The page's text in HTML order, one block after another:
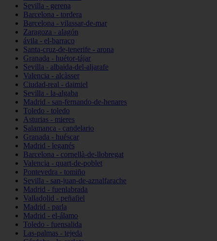
Sevilla - gerena
Barcelona - tordera
Barcelona - vilassar-de-mar
Zaragoza - alagón
ávila - el-barraco
Santa-cruz-de-tenerife - arona
Granada - huétor-tájar
Sevilla - albaida-del-aljarafe
Valencia - alcàsser
Ciudad-real - daimiel
Sevilla - la-algaba
Madrid - san-fernando-de-henares
Toledo - toledo
Asturias - mieres
Salamanca - candelario
Granada - huéscar
Madrid - leganés
Barcelona - cornellà-de-llobregat
Valencia - quart-de-poblet
Pontevedra - tomiño
Sevilla - san-juan-de-aznalfarache
Madrid - fuenlabrada
Valladolid - peñafiel
Madrid - parla
Madrid - el-álamo
Toledo - fuensalida
Las-palmas - tejeda